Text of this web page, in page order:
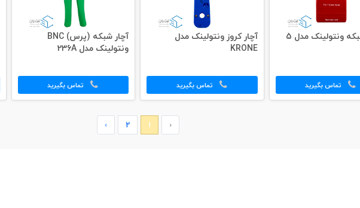
تستر شبکه ونتولینک مدل 5
تماس بگیرید
آچار کروز ونتولینک مدل
KRONE
تماس بگیرید
آچار شبکه (پرس) BNC
ونتولینک مدل 236A
تماس بگیرید
‹
1
2
›